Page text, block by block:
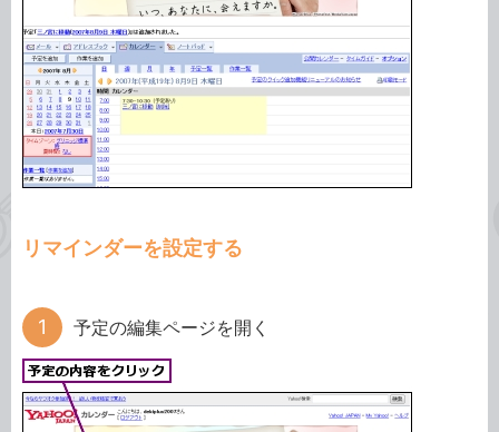
リマインダーを設定する
予定の編集ページを開く